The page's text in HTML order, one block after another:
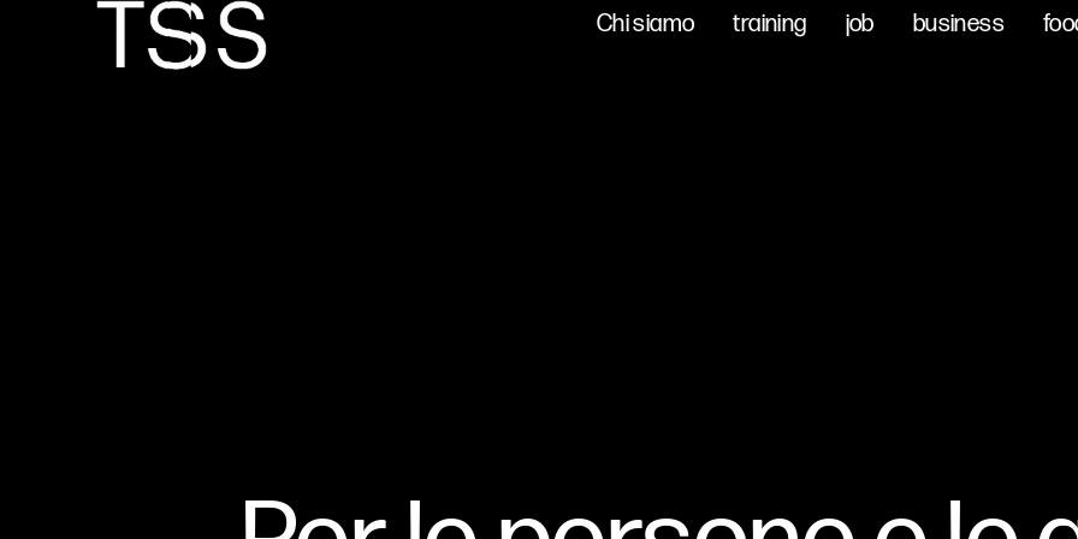
Chi siamo training job business
Chi siamo training job business